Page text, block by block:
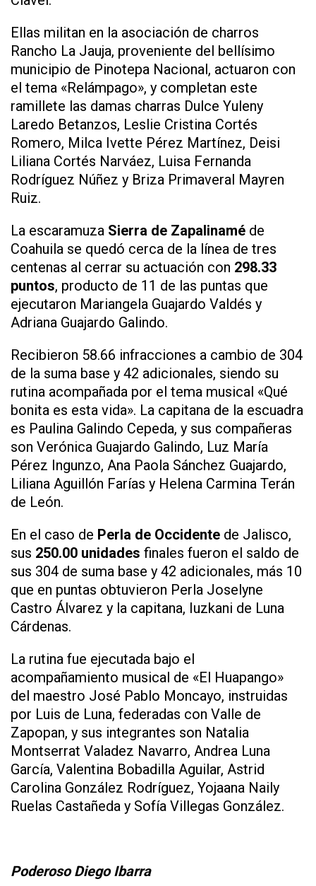
Ellas militan en la asociación de charros
Rancho La Jauja, proveniente del bellísimo
municipio de Pinotepa Nacional, actuaron con
el tema «Relámpago», y completan este
ramillete las damas charras Dulce Yuleny
Laredo Betanzos, Leslie Cristina Cortés
Romero, Milca Ivette Pérez Martínez, Deisi
Liliana Cortés Narváez, Luisa Fernanda
Rodríguez Núñez y Briza Primaveral Mayren
Ruiz.
La escaramuza Sierra de Zapalinamé de
Coahuila se quedó cerca de la línea de tres
centenas al cerrar su actuación con 298.33
puntos, producto de 11 de las puntas que
ejecutaron Mariangela Guajardo Valdés y
Adriana Guajardo Galindo.
Recibieron 58.66 infracciones a cambio de 304
de la suma base y 42 adicionales, siendo su
rutina acompañada por el tema musical «Qué
bonita es esta vida». La capitana de la escuadra
es Paulina Galindo Cepeda, y sus compañeras
son Verónica Guajardo Galindo, Luz María
Pérez Ingunzo, Ana Paola Sánchez Guajardo,
Liliana Aguillón Farías y Helena Carmina Terán
de León.
En el caso de Perla de Occidente de Jalisco,
sus 250.00 unidades finales fueron el saldo de
sus 304 de suma base y 42 adicionales, más 10
que en puntas obtuvieron Perla Joselyne
Castro Álvarez y la capitana, Iuzkani de Luna
Cárdenas.
La rutina fue ejecutada bajo el
acompañamiento musical de «El Huapango»
del maestro José Pablo Moncayo, instruidas
por Luis de Luna, federadas con Valle de
Zapopan, y sus integrantes son Natalia
Montserrat Valadez Navarro, Andrea Luna
García, Valentina Bobadilla Aguilar, Astrid
Carolina González Rodríguez, Yojaana Naily
Ruelas Castañeda y Sofía Villegas González.
Poderoso Diego Ibarra